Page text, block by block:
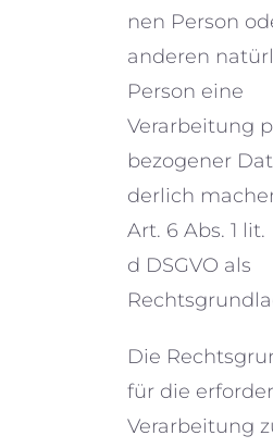
nen Person
anderen
Person eine
Verarbeitung
be­zo­ge­ner
der­lich
Art. 6 Abs. 1 lit.
d DSGVO als
Die
für die
Verarbeitung